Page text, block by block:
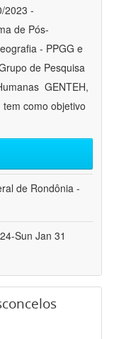
2023 -
de Pós-
- PPGG e
de Pesquisa
 GENTEH,
como objetivo
de Rondônia -
Sun Jan 31